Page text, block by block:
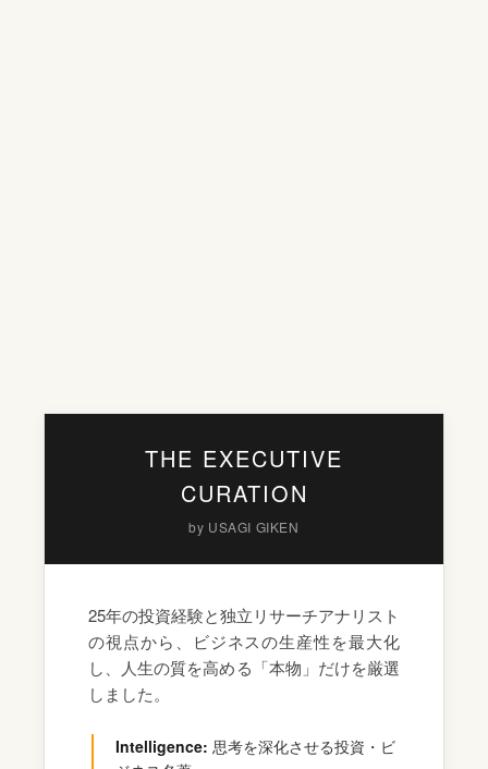
THE EXECUTIVE
CURATION
by USAGI GIKEN
25年の投資経験と独立リサーチアナリスト
の視点から、ビジネスの生産性を最大化
し、人生の質を高める「本物」だけを厳選
しました。
Intelligence: 思考を深化させる投資・ビ